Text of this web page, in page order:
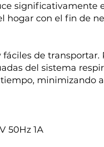
hogar con el fin de
fáciles de
del sistema
minimizando
50Hz 1A